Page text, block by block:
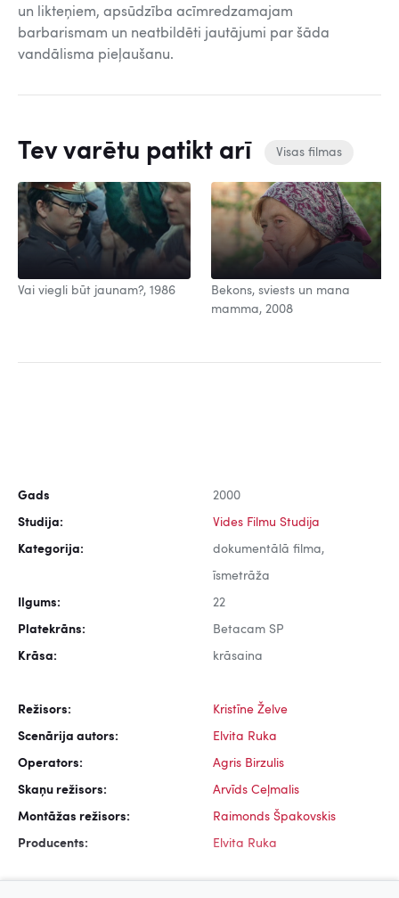
un likteņiem, apsūdzība acīmredzamajam
barbarismam un neatbildēti jautājumi par šāda
vandālisma pieļaušanu.
Tev varētu patikt arī Visas filmas
Vai viegli būt jaunam?, 1986
Bekons, sviests un mana
mamma, 2008
Gads 2000
Studija: Vides Filmu Studija
Kategorija: dokumentālā filma,
īsmetrāža
Ilgums: 22
Platekrāns: Betacam SP
Krāsa: krāsaina
Režisors: Kristīne Želve
Scenārija autors: Elvita Ruka
Operators: Agris Birzulis
Skaņu režisors: Arvīds Ceļmalis
Montāžas režisors: Raimonds Špakovskis
Producents: Elvita Ruka